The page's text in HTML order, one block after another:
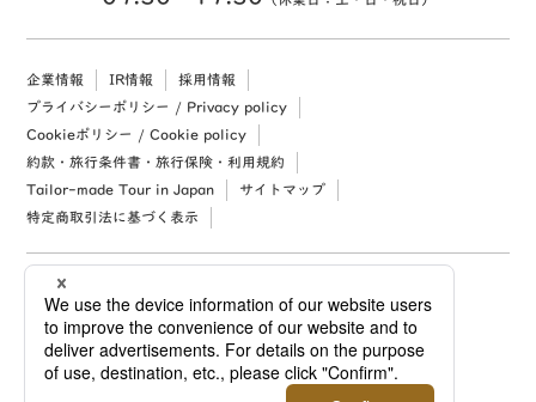
企業情報 IR情報
採用情報
プライバシーポリシー / Privacy policy
Cookieポリシー / Cookie policy
約款・旅行条件書・旅行保険・利用規約
Tailor-made Tour in Japan
サイトマップ
特定商取引法に基づく表示
Copyright (c) 2026 Mitsukoshi Isetan Nikko Travel, Ltd. All rights reserved.